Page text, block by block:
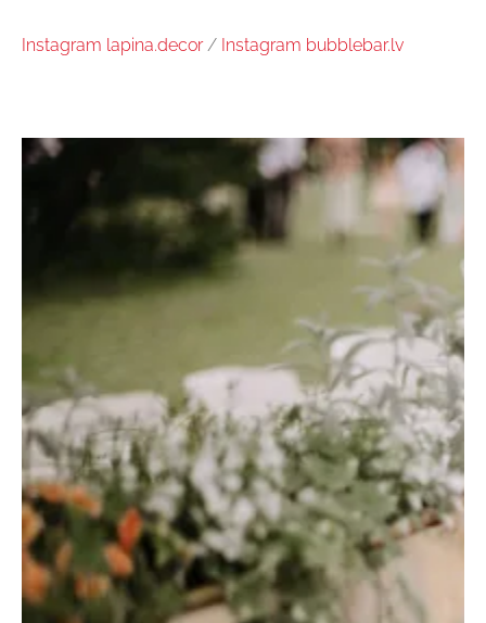
Instagram lapina.decor/ Instagram bubblebar.lv